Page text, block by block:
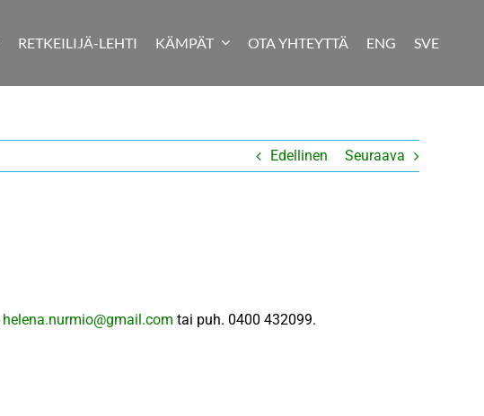
RETKEILIJÄ-LEHTI KÄMPÄT OTA YHTEYTTÄ ENG SVE
Edellinen Seuraava
helena.nurmio@gmail.com tai puh. 0400 432099.